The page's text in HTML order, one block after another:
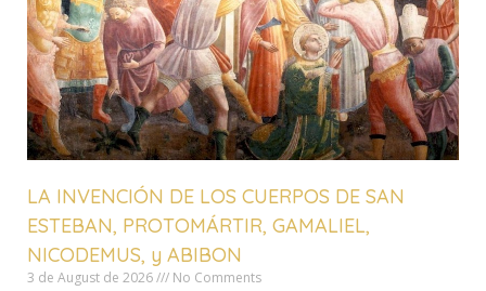
LA INVENCIÓN DE LOS CUERPOS DE SAN
ESTEBAN, PROTOMÁRTIR, GAMALIEL,
NICODEMUS, y ABIBON
3 de August de 2026 No Comments